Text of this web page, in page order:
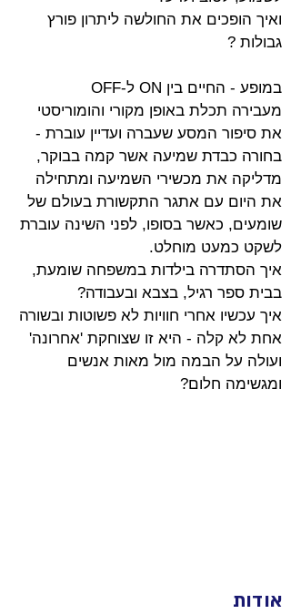
ואיך הופכים את החולשה ליתרון פורץ
גבולות ?
במופע - החיים בין ON ל-OFF
מעבירה תכלת באופן מקורי והומוריסטי
את סיפור המסע שעברה ועדיין עוברת -
בחורה כבדת שמיעה אשר קמה בבוקר,
מדליקה את מכשירי השמיעה ומתחילה
את היום עם אתגר התקשורת בעולם של
שומעים, כאשר בסופו, לפני השינה עוברת
לשקט כמעט מוחלט.
איך הסתדרה בילדות במשפחה שומעת,
בבית ספר רגיל, בצבא ובעבודה?
איך עכשיו אחרי חוויות לא פשוטות ובשורה
אחת לא קלה - היא זו שצוחקת 'אחרונה'
ועולה על הבמה מול מאות אנשים
ומגשימה חלום?
אודות